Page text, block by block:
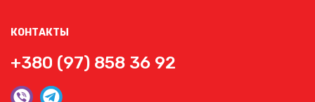
КОНТАКТЫ
+380 (97) 858 36 92